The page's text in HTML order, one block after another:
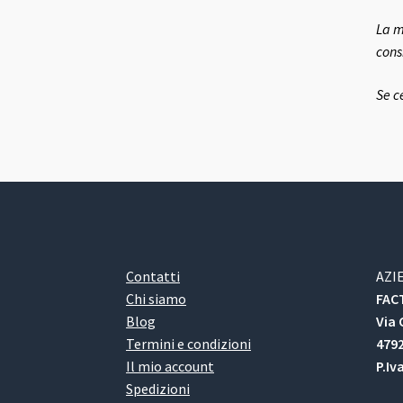
La
Se
Contatti
Chi siamo
Blog
Termini e condizioni
Il mio account
Spedizioni
Via